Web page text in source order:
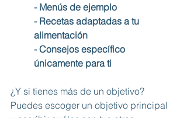
- Menús de ejemplo
- Recetas adaptadas a tu
alimentación
- Consejos específico
únicamente para ti
¿Y si tienes más de un objetivo?
Puedes escoger un objetivo principal